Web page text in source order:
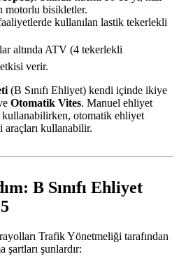
motorlu bisikletler.
kullanılan lastik tekerlekli
altında ATV (4 tekerlekli
verir.
(B Sınıfı Ehliyet) kendi içinde ikiye
Otomatik Vites. Manuel ehliyet
otomatik ehliyet
araçları kullanabilir.
B Sınıfı Ehliyet
Trafik Yönetmeliği tarafından
şartları şunlardır: